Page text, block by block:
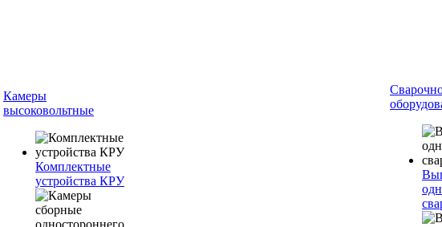
Камеры
высоковольтные
Комплектные
устройства КРУ